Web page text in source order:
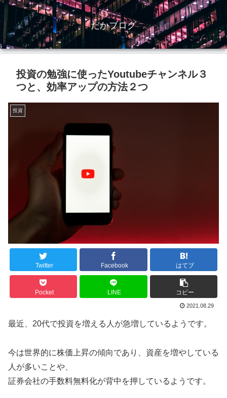
だかブログ
投資の勉強に使ったYoutubeチャンネル３
つと、効率アップの方法２つ
投資
Twitter Facebook はてブ
Pocket LINE コピー
2021.08.29
最近、20代で投資を増える人が急増しているようです。
今は世界的に株価上昇の傾向であり、資産を増やしている
人が多いことや、
証券会社の手数料無料化が背中を押しているようです。